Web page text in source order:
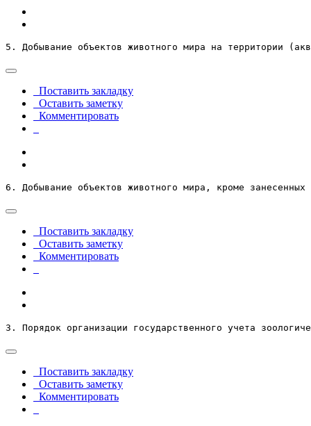
5. Добывание объектов животного мира на территории
Поставить закладку
Оставить заметку
Комментировать
6. Добывание объектов животного мира, кроме
Поставить закладку
Оставить заметку
Комментировать
3. Порядок организации государственного учета
Поставить закладку
Оставить заметку
Комментировать